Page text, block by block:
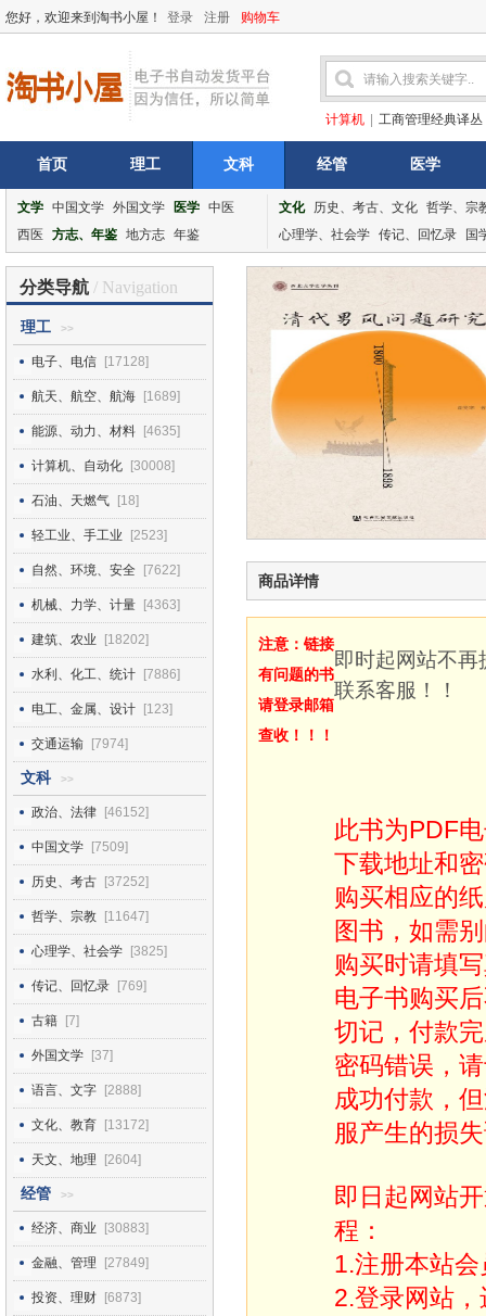
您好，欢迎来到淘书小屋！ 登录 注册 购物车
计算机 工商管理经典译丛
首页 理工 文科 经管 医学
文学 中国文学 外国文学 医学 中医
西医
方志、年鉴 地方志 年鉴
文化 历史、考古、文化 哲学、宗
心理学、社会学 传记、回忆录 国
分类导航 / Navigation
理工 >>
电子、电信 [17128]
航天、航空、航海 [1689]
能源、动力、材料 [4635]
计算机、自动化 [30008]
石油、天燃气 [18]
轻工业、手工业 [2523]
自然、环境、安全 [7622]
机械、力学、计量 [4363]
建筑、农业 [18202]
水利、化工、统计 [7886]
电工、金属、设计 [123]
交通运输 [7974]
文科 >>
政治、法律 [46152]
中国文学 [7509]
历史、考古 [37252]
哲学、宗教 [11647]
心理学、社会学 [3825]
传记、回忆录 [769]
古籍 [7]
外国文学 [37]
语言、文字 [2888]
文化、教育 [13172]
天文、地理 [2604]
经管 >>
经济、商业 [30883]
金融、管理 [27849]
投资、理财 [6873]
商品详情
注意：链接
有问题的书
请登录邮箱
查收！！！
即时起网站不
联系客服！！
此书为PDF
下载地址和
购买相应的
图书，如需
购买时请填
电子书购买
切记，付款
密码错误，
成功付款，
服产生的损
即日起网站
程：
1.注册本站会
2.登录网站，